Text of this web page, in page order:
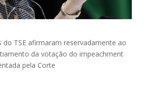
do TSE afirmaram reservadamente ao
da votação do impeachment
pela Corte